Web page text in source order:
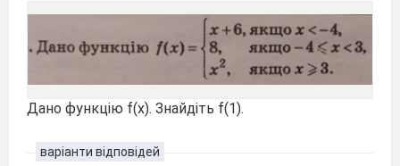
Дано функцію f(x). Знайдіть f(1).
варіанти відповідей